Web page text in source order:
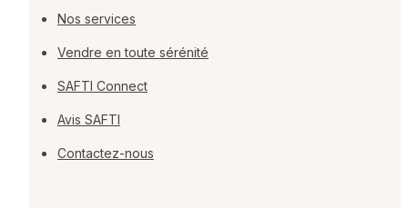
Nos services
Vendre en toute sérénité
SAFTI Connect
Avis SAFTI
Contactez-nous